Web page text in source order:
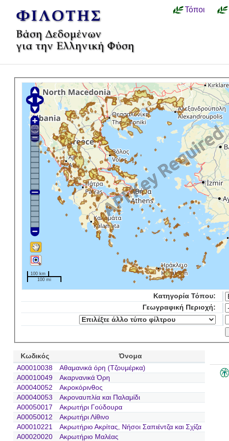
Τόποι
100 km
100 mi
Κατηγορία Τόπου:
Γεωγραφική Περιοχή:
Κωδικός
Όνομα
A00010038
Αθαμανικά όρη (Τζουμέρκα)
A00010049
Ακαρνανικά Όρη
A00040052
Ακροκόρινθος
A00040053
Ακροναυπλία και Παλαμίδι
A00050017
Ακρωτήρι Γούδουρα
A00050012
Ακρωτήρι Λίθινο
A00010221
Ακρωτήριο Ακρίτας, Νήσοι Σαπιέντζα και Σχίζα
A00020020
Ακρωτήριο Μαλέας